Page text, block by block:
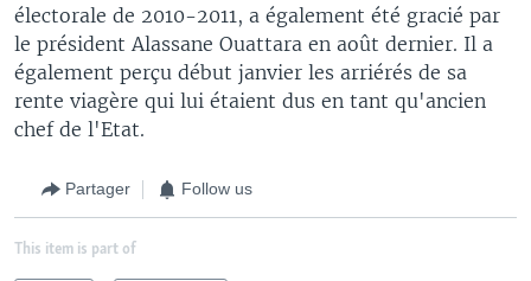
électorale de 2010-2011, a également été gracié par
le président Alassane Ouattara en août dernier. Il a
également perçu début janvier les arriérés de sa
rente viagère qui lui étaient dus en tant qu'ancien
chef de l'Etat.
Partager Follow us
This item is part of